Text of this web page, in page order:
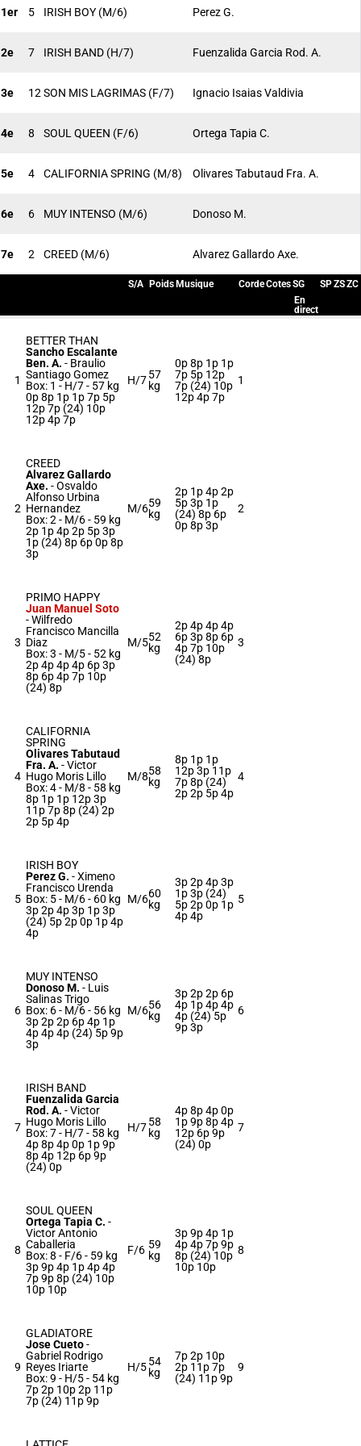
1er 5 IRISH BOY (M/6) Perez G.
2e 7 IRISH BAND (H/7) Fuenzalida Garcia Rod. A.
3e 12 SON MIS LAGRIMAS (F/7) Ignacio Isaias Valdivia
4e 8 SOUL QUEEN (F/6) Ortega Tapia C.
5e 4 CALIFORNIA SPRING (M/8) Olivares Tabutaud Fra. A.
6e 6 MUY INTENSO (M/6) Donoso M.
7e 2 CREED (M/6) Alvarez Gallardo Axe.
S/A Poids Musique CordeCotesSG SPZSZC
En
direct
1
BETTER THAN
Sancho Escalante
Ben. A. - Braulio
Santiago Gomez
Box: 1 - H/7 - 57 kg
0p 8p 1p 1p 7p 5p
12p 7p (24) 10p
12p 4p 7p
H/757
kg
0p 8p 1p 1p
7p 5p 12p
7p (24) 10p
12p 4p 7p
1
2
CREED
Alvarez Gallardo
Axe. -Osvaldo
Alfonso Urbina
Hernandez
Box: 2 - M/6 - 59 kg
2p 1p 4p 2p 5p 3p
1p (24) 8p 6p 0p 8p
3p
M/659
kg
2p 1p 4p 2p
5p 3p 1p
(24) 8p 6p
0p 8p 3p
2
3
PRIMO HAPPY
Juan Manuel Soto
-Wilfredo
Francisco Mancilla
Diaz
Box: 3 - M/5 - 52 kg
2p 4p 4p 4p 6p 3p
8p 6p 4p 7p 10p
(24) 8p
M/552
kg
2p 4p 4p 4p
6p 3p 8p 6p
4p 7p 10p
(24) 8p
3
4
CALIFORNIA
SPRING
Olivares Tabutaud
Fra. A. -Victor
Hugo Moris Lillo
Box: 4 - M/8 - 58 kg
8p 1p 1p 12p 3p
11p 7p 8p (24) 2p
2p 5p 4p
M/858
kg
8p 1p 1p
12p 3p 11p
7p 8p (24)
2p 2p 5p 4p
4
5
IRISH BOY
Perez G. -Ximeno
Francisco Urenda
Box: 5 - M/6 - 60 kg
3p 2p 4p 3p 1p 3p
(24) 5p 2p 0p 1p 4p
4p
M/660
kg
3p 2p 4p 3p
1p 3p (24)
5p 2p 0p 1p
4p 4p
5
6
MUY INTENSO
Donoso M. - Luis
Salinas Trigo
Box: 6 - M/6 - 56 kg
3p 2p 2p 6p 4p 1p
4p 4p 4p (24) 5p 9p
3p
M/656
kg
3p 2p 2p 6p
4p 1p 4p 4p
4p (24) 5p
9p 3p
6
7
IRISH BAND
Fuenzalida Garcia
Rod. A. -Victor
Hugo Moris Lillo
Box: 7 - H/7 - 58 kg
4p 8p 4p 0p 1p 9p
8p 4p 12p 6p 9p
(24) 0p
H/758
kg
4p 8p 4p 0p
1p 9p 8p 4p
12p 6p 9p
(24) 0p
7
8
SOUL QUEEN
Ortega Tapia C. -
Victor Antonio
Caballeria
Box: 8 - F/6 - 59 kg
3p 9p 4p 1p 4p 4p
7p 9p 8p (24) 10p
10p 10p
F/6 59
kg
3p 9p 4p 1p
4p 4p 7p 9p
8p (24) 10p
10p 10p
8
9
GLADIATORE
Jose Cueto-
Gabriel Rodrigo
Reyes Iriarte
Box: 9 - H/5 - 54 kg
7p 2p 10p 2p 11p
7p (24) 11p 9p
H/554
kg
7p 2p 10p
2p 11p 7p
(24) 11p 9p
9